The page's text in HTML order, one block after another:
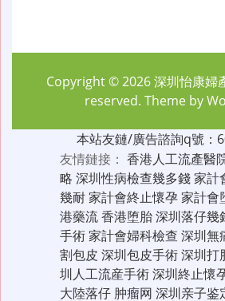
Copyright © 2026深圳怡康婦
reserved. Theme by
本站友鏈/廣告諮詢q號：
友情鏈接： 香港人工流產醫
略 深圳性病檢查幾多錢家計
幾耐家計會終止懷孕家計會
港藥流香港堕胎深圳落仔幾
手術家計會婦科檢查 深圳無
割包皮 深圳包皮手術深圳打
圳人工流産手術深圳終止懷
大陸落仔 肿瘤网 深圳亲子鉴